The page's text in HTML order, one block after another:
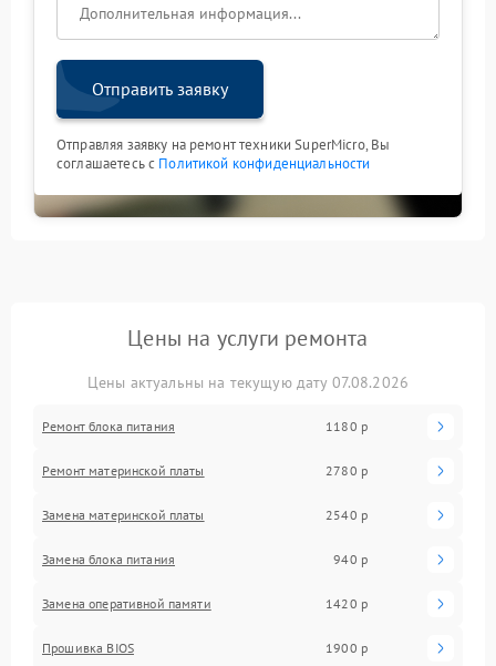
Отправить заявку
Отправляя заявку на ремонт техники SuperMicro, Вы
соглашаетесь с Политикой конфиденциальности
Цены на услуги ремонта
Цены актуальны на текущую дату 07.08.2026
Ремонт блока питания 1180 р
Ремонт материнской платы 2780 р
Замена материнской платы 2540 р
Замена блока питания 940 р
Замена оперативной памяти 1420 р
Прошивка BIOS 1900 р